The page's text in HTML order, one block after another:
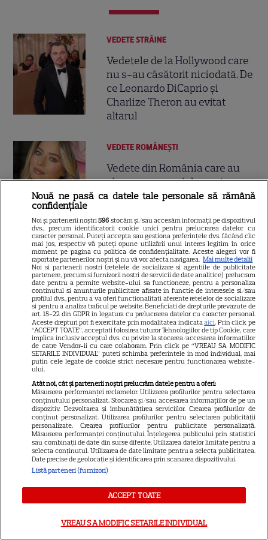
VEDETE STRĂINE
Vedetele de la Hollywood care
nu s-au căsătorit niciodată. De
ce Leonardo DiCaprio și
Charlize Theron au evitat
altarul
68
VEDETE ROMÂNEŞTI
Vedete din România care au
ales nume speciale pentru
copii: de la Nina, fetița Laurei
Josephine a Ginei Pistol
Exclusiv
16
TELEVIZIUNE
Oana Monea, dezvăluiri despre
„Insula Iubirii: Reuniuni”. Ce
spune despre foștii
concurenți: „Anumite lucruri
au rămas nerezolvate”
EXCLUSIV
29
Cine este Cosmin Curticăpean,
soțul Laurei Cosoi. Afaceri,
vârstă și povestea de iubire
care durează de peste 10 ani
VEDETE STRĂINE
O mai ții minte pe mama lui
Jennifer Coolidge, la 64 de ani,
Nouă ne pasă ca datele tale personale să rămână
confidențiale
Noi și partenerii noștri596 stocăm și/sau accesăm informații pe dispozitivul
dvs., precum identificatorii cookie unici pentru prelucrarea datelor cu
caracter personal. Puteți accepta sau gestiona preferințele dvs. făcând clic
mai jos, respectiv vă puteți opune utilizării unui interes legitim în orice
moment pe pagina cu politica de confidențialitate. Aceste alegeri vor fi
raportate partenerilor noștri și nu vă vor afecta navigarea. Mai multe detalii
Noi si partenerii nostri (retelele de socializare si agentiile de publicitate
partenere, precum si furnizorii nostri de servicii de date analitice) prelucram
date pentru a permite website-ului sa functioneze, pentru a personaliza
continutul si anunturile publicitare afisate in functie de interesele si/sau
profilul dvs., pentru a va oferi functionalitati aferente retelelor de socializare
si pentru a analiza traficul pe website. Beneficiati de drepturile prevazute de
art. 15-22 din GDPR in legatura cu prelucrarea datelor cu caracter personal.
Aceste drepturi pot fi exercitate prin modalitatea indicataaici. Prin click pe
“ACCEPT TOATE”, acceptati folosirea tuturor Tehnologiilor de tip Cookie, care
implica inclusiv acceptul dvs. cu privire la stocarea/accesarea informatiilor
de catre Vendor-ii cu care colaboram. Prin click pe “VREAU SA MODIFIC
SETARILE INDIVIDUAL” puteti schimba preferintele in mod individual, mai
putin cele legate de cookie strict necesare pentru functionarea website-
ului.
Atât noi, cât și partenerii noștri prelucrăm datele pentru a oferi:
Măsurarea performanței reclamelor. Utilizarea profilurilor pentru selectarea
conținutului personalizat. Stocarea și/sau accesarea informațiilor de pe un
dispozitiv. Dezvoltarea și îmbunătățirea serviciilor. Crearea profilurilor de
conținut personalizat. Utilizarea profilurilor pentru selectarea publicității
personalizate. Crearea profilurilor pentru publicitate personalizată.
Măsurarea performanței conținutului. Înțelegerea publicului prin statistici
sau combinații de date din surse diferite. Utilizarea datelor limitate pentru a
selecta conținutul. Utilizarea de date limitate pentru a selecta publicitatea.
Date precise de geolocație și identificarea prin scanarea dispozitivului.
Listă parteneri (furnizori)
ACCEPT TOATE
VREAU SA MODIFIC SETARILE INDIVIDUAL